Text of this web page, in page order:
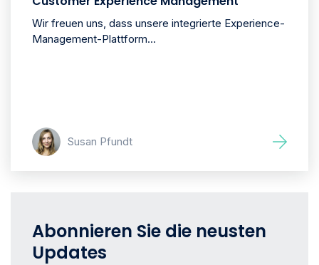
Wir freuen uns, dass unsere integrierte Experience-
Management-Plattform...
Susan Pfundt
Abonnieren Sie die neusten
Updates